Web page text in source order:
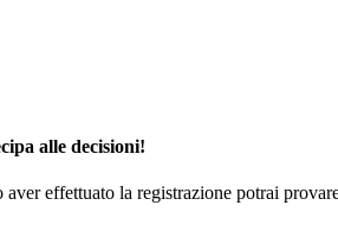
alle decisioni!
aver effettuato la registrazione potrai